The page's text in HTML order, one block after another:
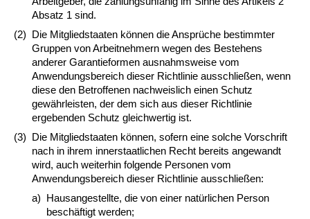
Absatz 1 sind.
(2) Die Mitgliedstaaten können die Ansprüche bestimmter
Gruppen von Arbeitnehmern wegen des Bestehens
anderer Garantieformen ausnahmsweise vom
Anwendungsbereich dieser Richtlinie ausschließen, wenn
diese den Betroffenen nachweislich einen Schutz
gewährleisten, der dem sich aus dieser Richtlinie
ergebenden Schutz gleichwertig ist.
(3) Die Mitgliedstaaten können, sofern eine solche Vorschrift
nach in ihrem innerstaatlichen Recht bereits angewandt
wird, auch weiterhin folgende Personen vom
Anwendungsbereich dieser Richtlinie ausschließen:
a) Hausangestellte, die von einer natürlichen Person
beschäftigt werden;